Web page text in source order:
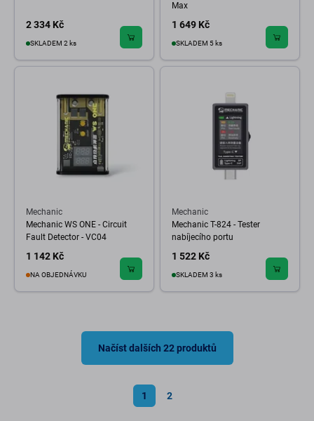
2 334 Kč
SKLADEM 2 ks
Max
1 649 Kč
SKLADEM 5 ks
Mechanic
Mechanic WS ONE - Circuit
Fault Detector - VC04
1 142 Kč
NA OBJEDNÁVKU
Mechanic
Mechanic T-824 - Tester
nabíjecího portu
1 522 Kč
SKLADEM 3 ks
Načíst dalších 22 produktů
1 2